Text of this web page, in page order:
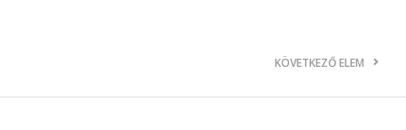
KÖVETKEZŐ ELEM